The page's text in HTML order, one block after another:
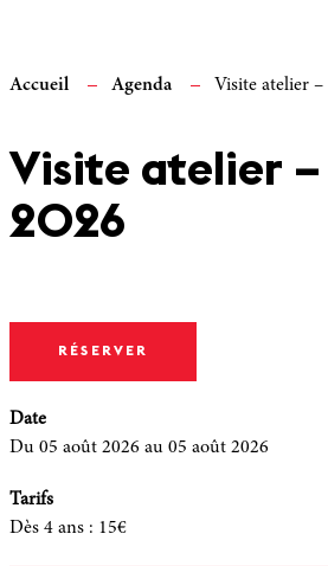
Accueil Agenda Visite atelier –
Visite atelier
2026
RÉSERVER
Date
Du 05 août 2026 au 05 août 2026
Tarifs
Dès 4 ans : 15€